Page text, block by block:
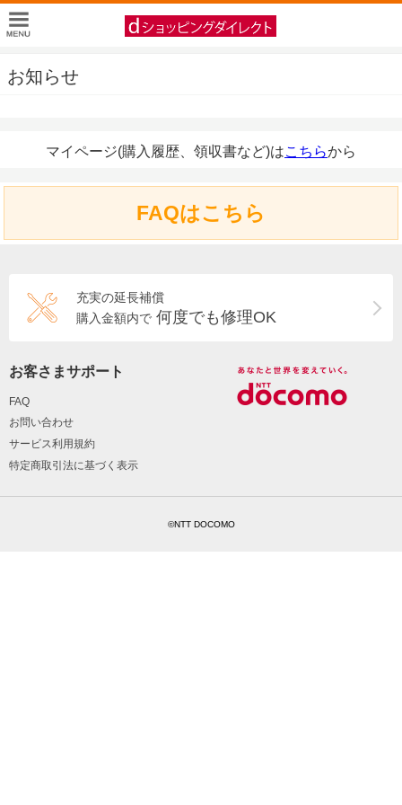
お知らせ
マイページ(購入履歴、領収書など)はこちらから
FAQはこちら
充実の延長補償
購入金額内で 何度でも修理OK
お客さまサポート
FAQ
お問い合わせ
サービス利用規約
特定商取引法に基づく表示
©NTT DOCOMO